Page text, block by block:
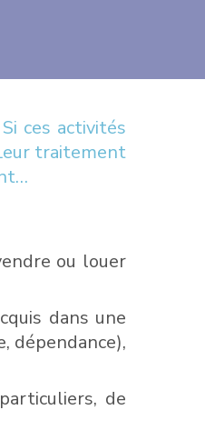
ces activités
traitement
ou louer
dans une
dépendance),
de